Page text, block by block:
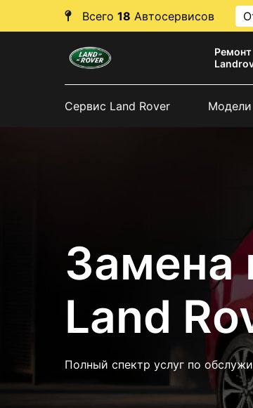
Всего 18 Автосервисов
Сервис Land Rover Модели
Замена
Land
Полный спектр услуг по